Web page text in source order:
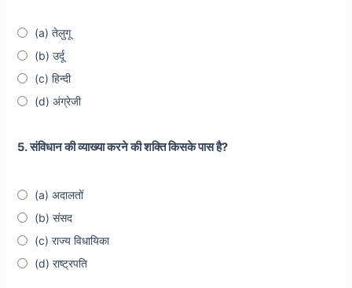
(a) तेलुगू
(b) उर्दू
(c) हिन्दी
(d) अंग्रेजी
5. संविधान की व्याख्या करने की शक्ति किसके पास है?
(a) अदालतों
(b) संसद
(c) राज्य विधायिका
(d) राष्ट्रपति